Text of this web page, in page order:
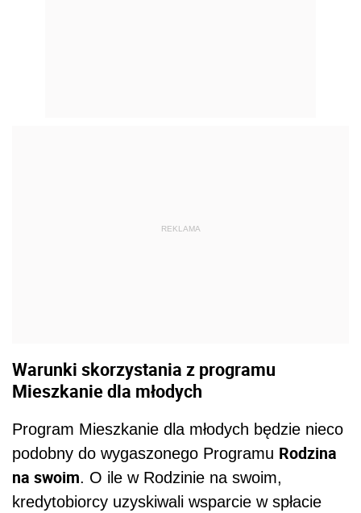
REKLAMA
Warunki skorzystania z programu
Mieszkanie dla młodych
Program Mieszkanie dla młodych będzie nieco
podobny do wygaszonego Programu Rodzina
na swoim. O ile w Rodzinie na swoim,
kredytobiorcy uzyskiwali wsparcie w spłacie